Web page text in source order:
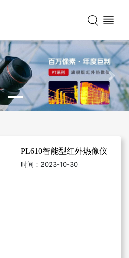
Next
PL610智能型红外热像仪
时间： 2023-10-30